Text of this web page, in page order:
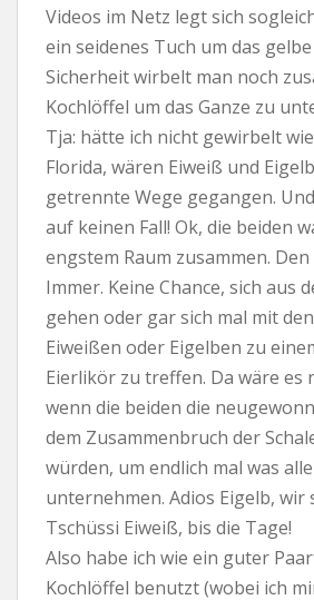
Videos im Netz legt sich
ein seidenes Tuch um das
Sicherheit wirbelt man noch
Kochlöffel um das Ganze zu
Tja: hätte ich nicht gewirbelt
Florida, wären Eiweiß und
getrennte Wege gegangen.
auf keinen Fall! Ok, die beiden
engstem Raum zusammen.
Immer. Keine Chance, sich aus
gehen oder gar sich mal mit
Eiweißen oder Eigelben zu
Eierlikör zu treffen. Da wäre es
wenn die beiden die
dem Zusammenbruch der
würden, um endlich mal was
unternehmen. Adios Eigelb, wir
Tschüssi Eiweiß, bis die Tage!
Also habe ich wie ein guter
Kochlöffel benutzt (wobei ich